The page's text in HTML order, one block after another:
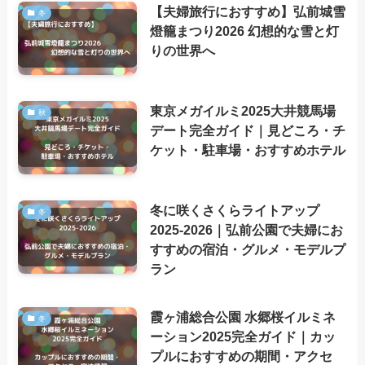
冬
【夫婦旅行におすすめ】弘前城雪
燈籠まつり2026 幻想的な雪と灯
りの世界へ
秋
東京メガイルミ2025大井競馬場
デート完全ガイド｜見どころ・チ
ケット・駐車場・おすすめホテル
冬
冬に咲くさくらライトアップ
2025-2026｜弘前公園で夫婦にお
すすめの宿泊・グルメ・モデルプ
ラン
冬
霞ヶ浦総合公園 水郷桜イルミネ
ーション2025完全ガイド｜カッ
プルにおすすめの期間・アクセ